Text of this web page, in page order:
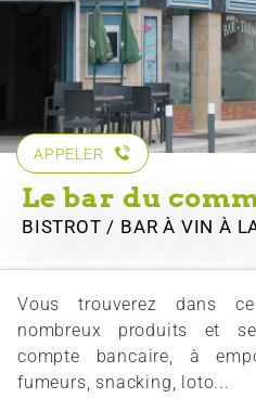
APPELER
Le bar du
BISTROT / BAR À VINÀ
Vous trouverez dans
nombreux produits et
compte bancaire, à
fumeurs, snacking, loto...